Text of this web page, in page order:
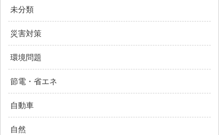
未分類
災害対策
環境問題
節電・省エネ
自動車
自然